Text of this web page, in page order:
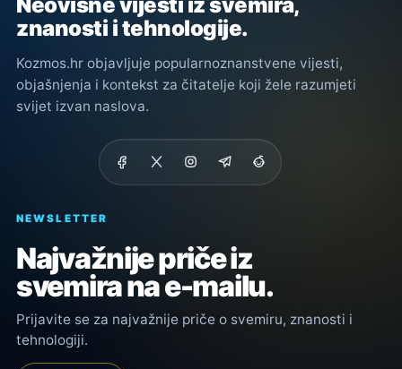
znanosti i tehnologije.
Kozmos.hr objavljuje popularnoznanstvene vijesti,
objašnjenja i kontekst za čitatelje koji žele razumjeti
svijet izvan naslova.
NEWSLETTER
Najvažnije priče iz
svemira na e-mailu.
Prijavite se za najvažnije priče o svemiru, znanosti i
tehnologiji.